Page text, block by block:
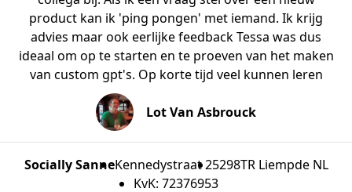
product kan ik 'ping pongen' met iemand. Ik krijg
advies maar ook eerlijke feedback Tessa was dus
ideaal om op te starten en te proeven van het maken
van custom gpt's. Op korte tijd veel kunnen leren
Lot Van Asbrouck
Socially SanneKennedystraat 25298TR Liempde NL
KvK: 72376953